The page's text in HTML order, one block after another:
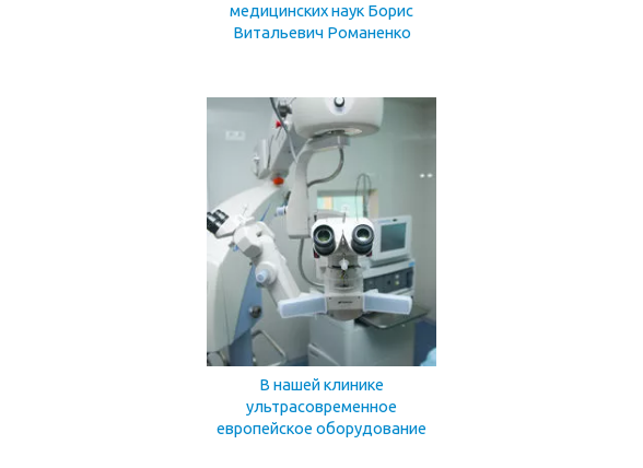
медицинских наук Борис
Витальевич Романенко
В нашей клинике
ультрасовременное
европейское оборудование